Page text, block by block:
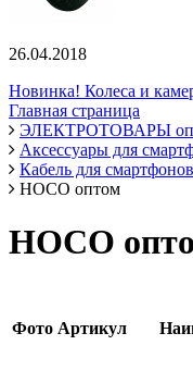
26.04.2018
Новинка! Колеса и
Главная страница
ЭЛЕКТРОТОВАРЫ
Аксессуары для
Кабель для
HOCO оптом
HOCO
Фото Артикул